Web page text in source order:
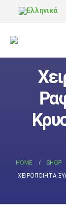
HOME SHOP
ΧΕΙΡΟΠΟΊΗΤΑ